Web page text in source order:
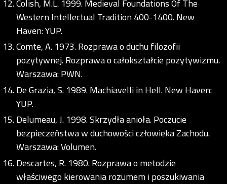
Western Intellectual Tradition 400-1400. New
Haven: YUP.
Comte, A. 1973. Rozprawa o duchu filozofii
pozytywnej. Rozprawa o całokształcie pozytywizmu.
Warszawa: PWN.
De Grazia, S. 1989. Machiavelli in Hell. New Haven:
YUP.
Delumeau, J. 1998. Skrzydła anioła. Poczucie
bezpieczeństwa w duchowości człowieka Zachodu.
Warszawa: Volumen.
Descartes, R. 1980. Rozprawa o metodzie
właściwego kierowania rozumem i poszukiwania